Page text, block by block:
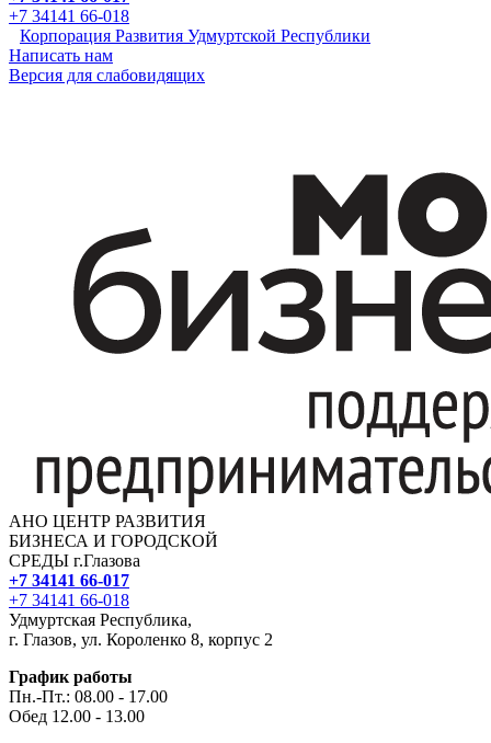
+7 34141 66-018
Корпорация Развития Удмуртской Республики
Написать нам
Версия для слабовидящих
АНО ЦЕНТР РАЗВИТИЯ
БИЗНЕСА И ГОРОДСКОЙ
СРЕДЫ г.Глазова
+7 34141 66-017
+7 34141 66-018
Удмуртская Республика,
г. Глазов, ул. Короленко 8, корпус 2
График работы
Пн.-Пт.: 08.00 - 17.00
Обед 12.00 - 13.00